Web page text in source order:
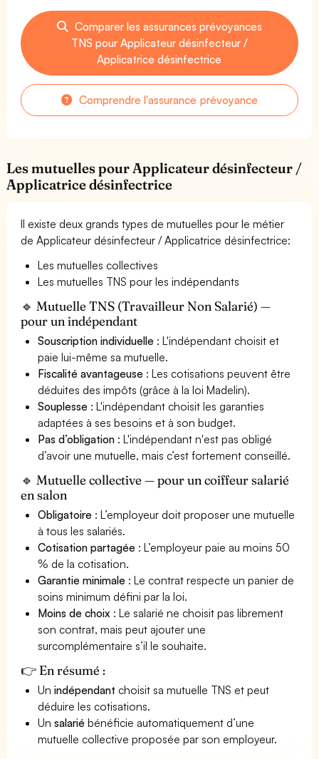
Comparer les assurances prévoyances
TNS pour Applicateur désinfecteur /
Applicatrice désinfectrice
Comprendre l'assurance prévoyance
Les mutuelles pour Applicateur désinfecteur /
Applicatrice désinfectrice
Il existe deux grands types de mutuelles pour le métier
de Applicateur désinfecteur / Applicatrice désinfectrice:
Les mutuelles collectives
Les mutuelles TNS pour les indépendants
🔹 Mutuelle TNS (Travailleur Non Salarié) —
pour un indépendant
Souscription individuelle : L'indépendant choisit et
paie lui-même sa mutuelle.
Fiscalité avantageuse : Les cotisations peuvent être
déduites des impôts (grâce à la loi Madelin).
Souplesse : L'indépendant choisit les garanties
adaptées à ses besoins et à son budget.
Pas d’obligation : L'indépendant n'est pas obligé
d’avoir une mutuelle, mais c’est fortement conseillé.
🔹 Mutuelle collective — pour un coiffeur salarié
en salon
Obligatoire : L’employeur doit proposer une mutuelle
à tous les salariés.
Cotisation partagée : L’employeur paie au moins 50
% de la cotisation.
Garantie minimale : Le contrat respecte un panier de
soins minimum défini par la loi.
Moins de choix : Le salarié ne choisit pas librement
son contrat, mais peut ajouter une
surcomplémentaire s’il le souhaite.
👉 En résumé :
Unindépendant choisit sa mutuelle TNS et peut
déduire les cotisations.
Unsalarié bénéficie automatiquement d’une
mutuelle collective proposée par son employeur.